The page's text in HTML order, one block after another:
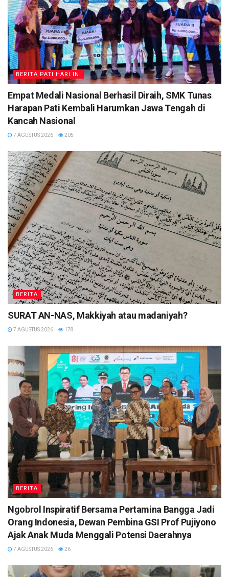
BERITA PATI HARI INI
Empat Medali Nasional Berhasil Diraih, SMK Tunas
Harapan Pati Kembali Harumkan Jawa Tengah di
Kancah Nasional
7 AGUSTUS 2026 205
BERITA
SURAT AN-NAS, Makkiyah atau madaniyah?
7 AGUSTUS 2026 178
BERITA
Ngobrol Inspiratif Bersama Pertamina Bangga Jadi
Orang Indonesia, Dewan Pembina GSI Prof Pujiyono
Ajak Anak Muda Menggali Potensi Daerahnya
7 AGUSTUS 2026 26